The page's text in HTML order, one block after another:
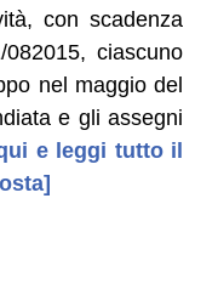
con scadenza
ciascuno
nel maggio del
e gli assegni
e leggi tutto il